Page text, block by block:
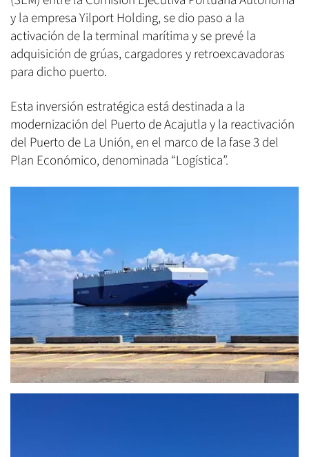
y la empresa Yilport Holding, se dio paso a la
activación de la terminal marítima y se prevé la
adquisición de grúas, cargadores y retroexcavadoras
para dicho puerto.
Esta inversión estratégica está destinada a la
modernización del Puerto de Acajutla y la reactivación
del Puerto de La Unión, en el marco de la fase 3 del
Plan Económico, denominada “Logística”.